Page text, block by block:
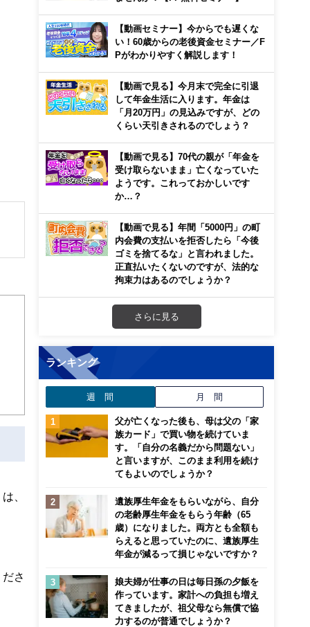
宅
！
、
さ
【動画セミナー】今からでも遅くな
い！60歳からの老後資金セミナー／F
Pがわかりやすく解説します！
【動画で見る】今月末で完全に引退
して年金生活に入ります。年金は
「月20万円」の見込みですが、どの
くらい天引きされるのでしょう？
【動画で見る】70代の親が「年金を
受け取らないまま」亡くなっていた
ようです。これっておかしいです
か…？
【動画で見る】年間「5000円」の町
内会費の支払いを拒否したら「今後
ゴミを捨てるな」と言われました。
正直払いたくないのですが、法的な
拘束力はあるのでしょうか？
さらに見る
ランキング
週 間 月 間
父が亡くなった後も、母は父の「家
族カード」で買い物を続けていま
す。「自分の名義だから問題ない」
と言いますが、このまま利用を続け
てもよいのでしょうか？
遺族厚生年金をもらいながら、自分
の老齢厚生年金をもらう年齢（65
歳）になりました。両方とも全額も
らえると思っていたのに、遺族厚生
年金が減るって損じゃないですか？
娘夫婦が仕事の日は毎日孫の夕飯を
作っています。家計への負担も増え
てきましたが、祖父母なら無償で協
力するのが普通でしょうか？